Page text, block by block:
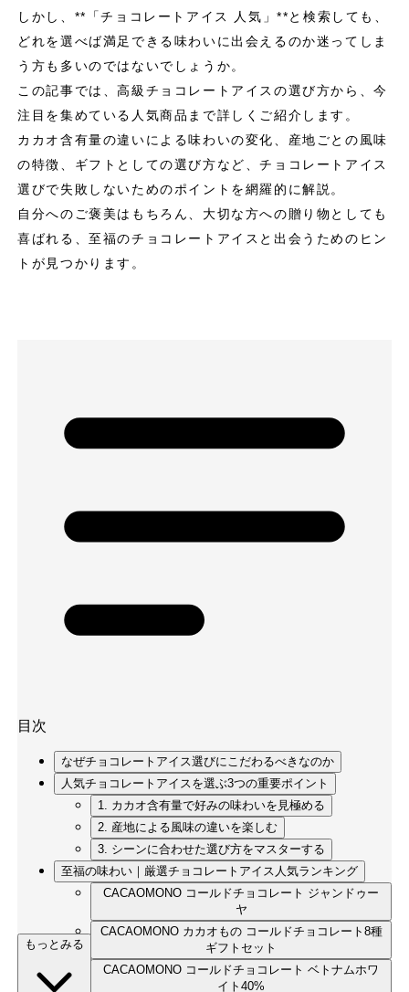
しかし、**「チョコレートアイス 人気」**と検索しても、
どれを選べば満足できる味わいに出会えるのか迷ってしま
う方も多いのではないでしょうか。
この記事では、高級チョコレートアイスの選び方から、今
注目を集めている人気商品まで詳しくご紹介します。
カカオ含有量の違いによる味わいの変化、産地ごとの風味
の特徴、ギフトとしての選び方など、チョコレートアイス
選びで失敗しないためのポイントを網羅的に解説。
自分へのご褒美はもちろん、大切な方への贈り物としても
喜ばれる、至福のチョコレートアイスと出会うためのヒン
トが見つかります。
目次
なぜチョコレートアイス選びにこだわるべきなのか
人気チョコレートアイスを選ぶ3つの重要ポイント
1. カカオ含有量で好みの味わいを見極める
2. 産地による風味の違いを楽しむ
3. シーンに合わせた選び方をマスターする
至福の味わい｜厳選チョコレートアイス人気ランキング
CACAOMONO コールドチョコレート ジャンドゥー
ヤ
CACAOMONO カカオもの コールドチョコレート8種
ギフトセット
CACAOMONO コールドチョコレート ベトナムホワ
イト40%
もっとみる